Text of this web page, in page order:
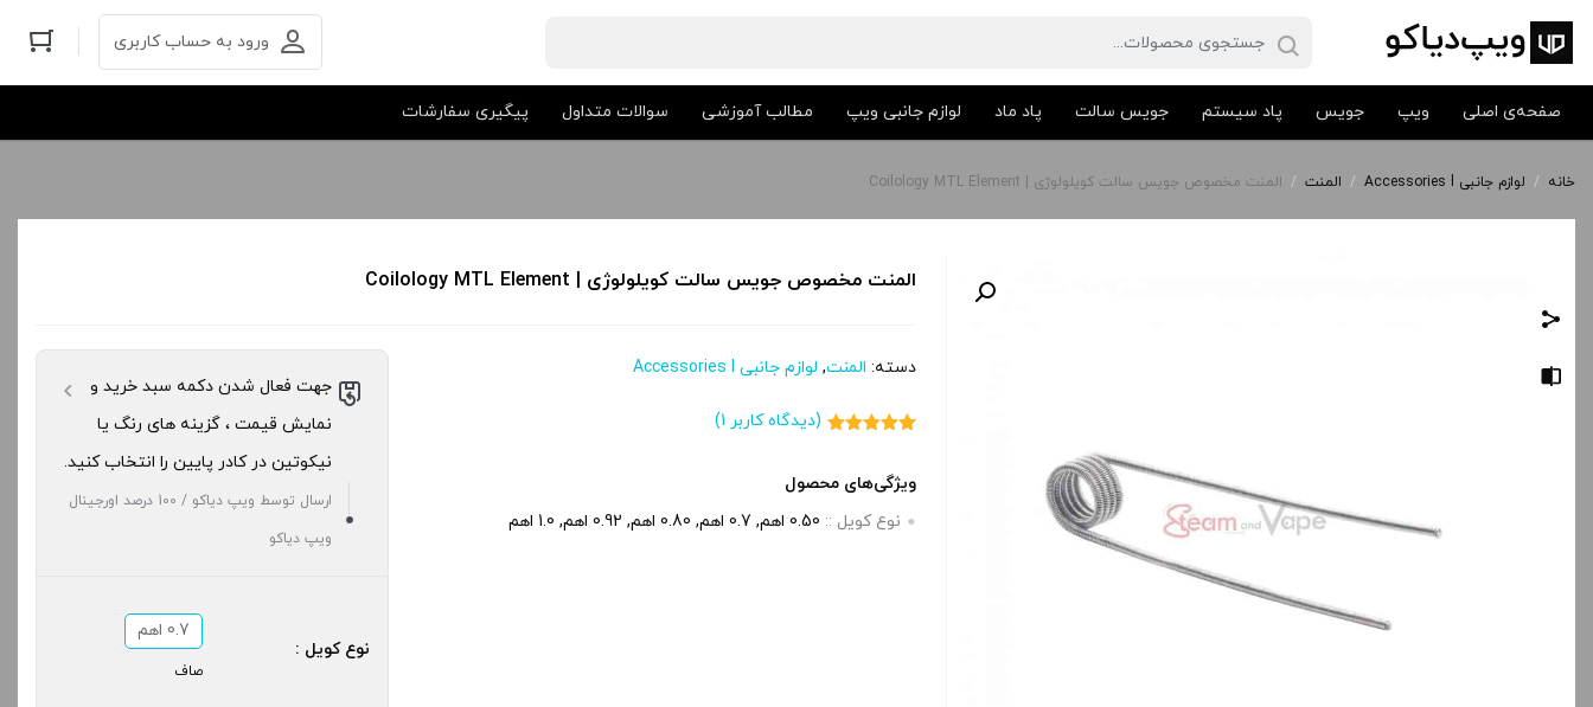
ورود به حساب کاربری
صفحه‌ی اصلی ویپ جویس پاد سیستم جویس سالت پاد ماد لوازم جانبی ویپ مطالب آموزشی سوالات متداول پیگیری سفارشات
خانه / لوازم جانبی Accessories l / المنت / المنت مخصوص جویس سالت کویلولوژی | Coilology MTL Element
المنت مخصوص جویس سالت کویلولوژی | Coilology MTL Element
دسته: المنت, لوازم جانبی Accessories l
مشتری
(دیدگاه کاربر 1
)
ویژگی‌های محصول
نوع کویل :: 0.50 اهم, 0.7 اهم, 0.80 اهم, 0.92 اهم, 1.0 اهم
جهت فعال شدن دکمه سبد خرید و
نمایش قیمت ، گزینه های رنگ یا
نیکوتین در کادر پایین را انتخاب کنید.
ارسال توسط ویپ دیاکو / 100 درصد اورجینال
ویپ دیاکو
نوع کویل :
0.7 اهم
صاف